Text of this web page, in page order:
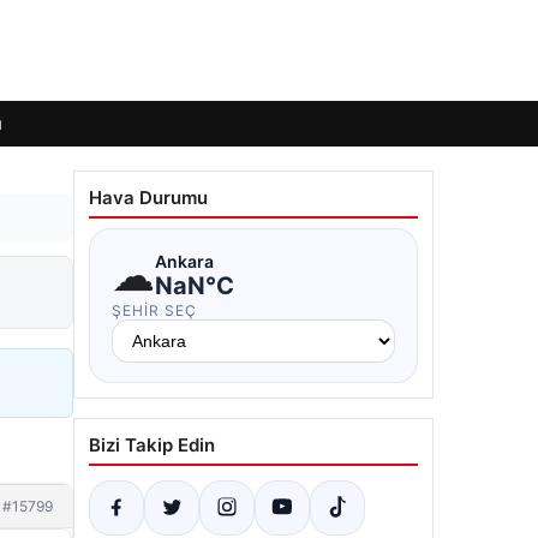
#15799
Hava Durumu
☁Ankara
NaN°C
ŞEHIR SEÇ
Bizi Takip Edin